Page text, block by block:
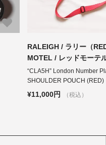
RALEIGH / ラリー（
MOTEL / レッドモーテル
“CLA5H” London Number
SHOULDER POUCH (RED)
¥11,000円 （税込）